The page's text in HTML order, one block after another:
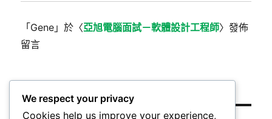
「Gene 」於〈亞旭電腦面試－軟體設計工程師〉發佈
留言
We respect your privacy
Cookies help us improve your experience,